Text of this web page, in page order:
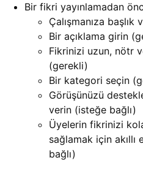
Bir fikri yayınlamadan
Çalışmanıza başlık
Bir açıklama girin
Fikrinizi uzun, nötr
(gerekli)
Bir kategori seçin
Görüşünüzü
verin (isteğe bağlı)
Üyelerin fikrinizi
sağlamak için akıllı
bağlı)